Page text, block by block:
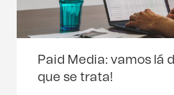
Paid Media: vamos lá
que se trata!